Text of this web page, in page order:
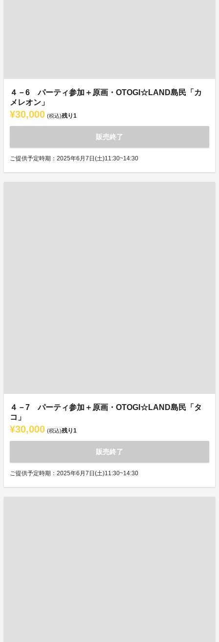
４－6 パーティ参加＋原画・OTOGI☆LAND島民「カ
メレオン」
¥30,000 (税込)残り1
販売終了
ご提供予定時期：2025年6月7日(土)11:30~14:30
４－7 パーティ参加＋原画・OTOGI☆LAND島民「タ
コ」
¥30,000 (税込)残り1
販売終了
ご提供予定時期：2025年6月7日(土)11:30~14:30